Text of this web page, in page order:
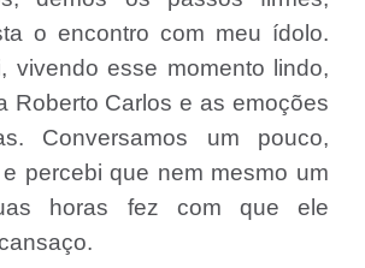
o encontro com meu ídolo.
vivendo esse momento lindo,
Roberto Carlos e as emoções
Conversamos um pouco,
percebi que nem mesmo um
horas fez com que ele